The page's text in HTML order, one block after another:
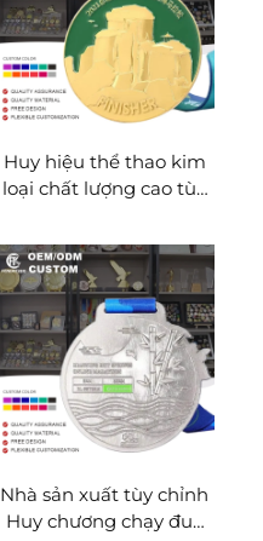
Huy hiệu thể thao kim
loại chất lượng cao tùy
thưởng huy hiệu thể
thao marathon hoàn
thành tùy chỉnh
Nhà sản xuất tùy chỉnh
Huy chương chạy đua